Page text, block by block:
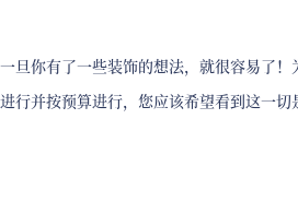
旦你有了一些装饰的想法，就很容易了！
行并按预算进行，您应该希望看到这一切